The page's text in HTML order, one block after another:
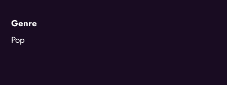
Genre
Pop